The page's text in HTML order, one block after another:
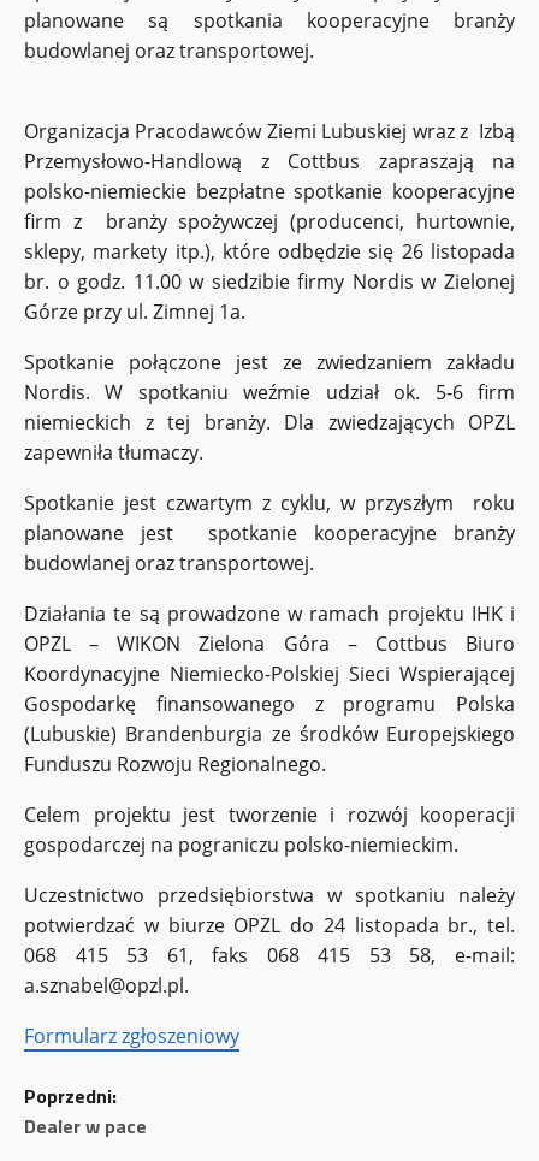
planowane są spotkania kooperacyjne branży
budowlanej oraz transportowej.
Organizacja Pracodawców Ziemi Lubuskiej wraz z Izbą
Przemysłowo-Handlową z Cottbus zapraszają na
polsko-niemieckie bezpłatne spotkanie kooperacyjne
firm z branży spożywczej (producenci, hurtownie,
sklepy, markety itp.), które odbędzie się 26 listopada
br. o godz. 11.00w siedzibie firmy Nordis w Zielonej
Górze przy ul. Zimnej 1a.
Spotkanie połączone jest ze zwiedzaniem zakładu
Nordis. W spotkaniu weźmie udział ok. 5-6 firm
niemieckich z tej branży. Dla zwiedzających OPZL
zapewniła tłumaczy.
Spotkanie jest czwartym z cyklu, w przyszłym roku
planowane jest spotkanie kooperacyjne branży
budowlanej oraz transportowej.
Działania te są prowadzone w ramach projektu IHK i
OPZL – WIKON Zielona Góra – Cottbus Biuro
Koordynacyjne Niemiecko-Polskiej Sieci Wspierającej
Gospodarkę finansowanego z programu Polska
(Lubuskie) Brandenburgia ze środków Europejskiego
Funduszu Rozwoju Regionalnego.
Celem projektu jest tworzenie i rozwój kooperacji
gospodarczej na pograniczu polsko-niemieckim.
Uczestnictwo przedsiębiorstwa w spotkaniu należy
potwierdzać w biurze OPZL do 24 listopada br., tel.
068 415 53 61, faks 068 415 53 58, e-mail:
a.sznabel@opzl.pl.
Formularz zgłoszeniowy
Z
o
Poprzedni:
Dealer w pace